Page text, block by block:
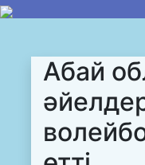
Абай